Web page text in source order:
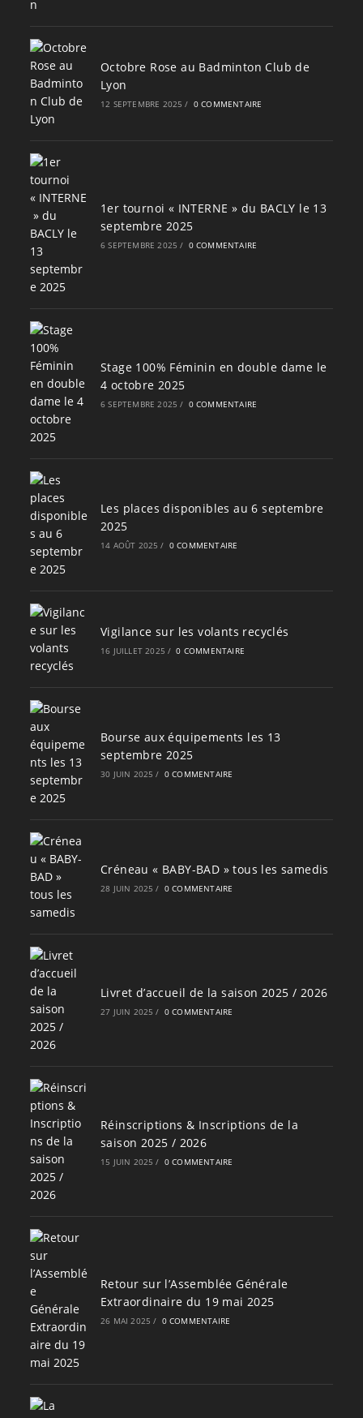
Octobre Rose au Badminton Club de
Lyon
12 SEPTEMBRE 2025 / 0 COMMENTAIRE
1er tournoi « INTERNE » du BACLY le 13
septembre 2025
6 SEPTEMBRE 2025 / 0 COMMENTAIRE
Stage 100% Féminin en double dame le
4 octobre 2025
6 SEPTEMBRE 2025 / 0 COMMENTAIRE
Les places disponibles au 6 septembre
2025
14 AOÛT 2025 / 0 COMMENTAIRE
Vigilance sur les volants recyclés
16 JUILLET 2025 / 0 COMMENTAIRE
Bourse aux équipements les 13
septembre 2025
30 JUIN 2025 / 0 COMMENTAIRE
Créneau « BABY-BAD » tous les samedis
28 JUIN 2025 / 0 COMMENTAIRE
Livret d’accueil de la saison 2025 / 2026
27 JUIN 2025 / 0 COMMENTAIRE
Réinscriptions & Inscriptions de la
saison 2025 / 2026
15 JUIN 2025 / 0 COMMENTAIRE
Retour sur l’Assemblée Générale
Extraordinaire du 19 mai 2025
26 MAI 2025 / 0 COMMENTAIRE